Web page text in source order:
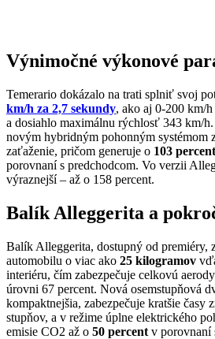
Výnimočné výkonové
Temerario dokázalo na trati splniť svoj
km/h za 2,7 sekundy, ako aj 0-200 km/
a dosiahlo maximálnu rýchlosť 343 km/
novým hybridným pohonným systémom
zaťaženie, pričom generuje o 103
porovnaní s predchodcom. Vo verzii
výraznejší – až o 158 percent.
Balík Alleggerita a
Balík Alleggerita, dostupný od premiéry,
automobilu o viac ako 25 kilogramov
interiéru, čím zabezpečuje celkovú
úrovni 67 percent. Nová osemstupňová
kompaktnejšia, zabezpečuje kratšie časy
stupňov, a v režime úplne elektrického
emisie CO2 až o 50 percent v porovnaní